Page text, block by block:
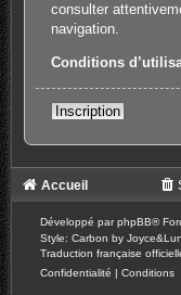
consulter
navigation.
Conditions
Inscription
Accueil
Développé parphpBB®
Style: Carbon by
Traduction française
Confidentialité | Conditions